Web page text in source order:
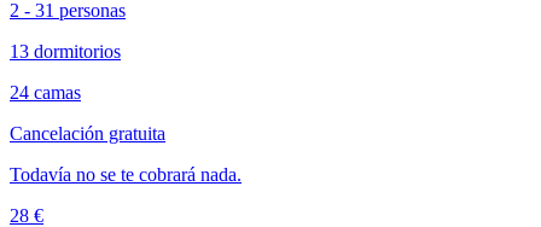
2 - 31 personas
13 dormitorios
24 camas
Cancelación gratuita
Todavía no se te cobrará nada.
28 €